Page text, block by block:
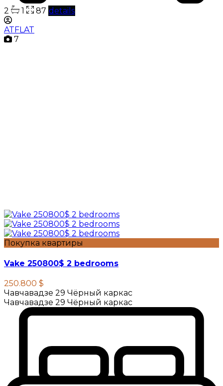
2 1 87 details
ATFLAT
7
Покупка квартиры
Vake 250800$ 2 bedrooms
250.800 $
Чавчавадзе 29 Чёрный каркас
Чавчавадзе 29 Чёрный каркас